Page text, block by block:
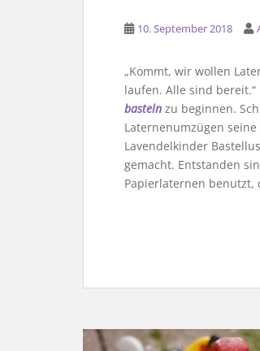
10. September 2018
„Kommt, wir wollen
laufen. Alle sind
basteln zu beginnen.
Laternenumzügen
Lavendelkinder
gemacht. Entstanden
Papierlaternen